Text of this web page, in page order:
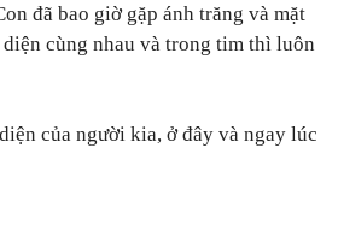
đã bao giờ gặp ánh trăng và mặt
cùng nhau và trong tim thì luôn
của người kia, ở đây và ngay lúc